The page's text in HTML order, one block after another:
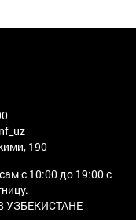
190
с 10:00 до 19:00 с
УЗБЕКИСТАНЕ